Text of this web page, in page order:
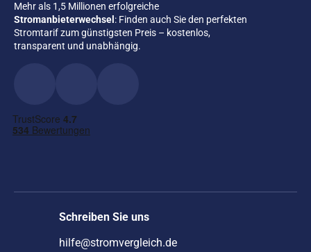
Mehr als 1,5 Millionen erfolgreiche
Stromanbieterwechsel : Finden auch Sie den perfekten
Stromtarif zum günstigsten Preis – kostenlos,
transparent und unabhängig.
Schreiben Sie uns
hilfe@stromvergleich.de